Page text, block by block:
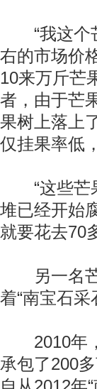
“我这个芒
右的市场价
10来万斤芒
者，由于芒
果树上落上
仅挂果率低
“这些芒果
堆已经开始
就要花去70
另一名芒
着“南宝石
2010年，
承包了200